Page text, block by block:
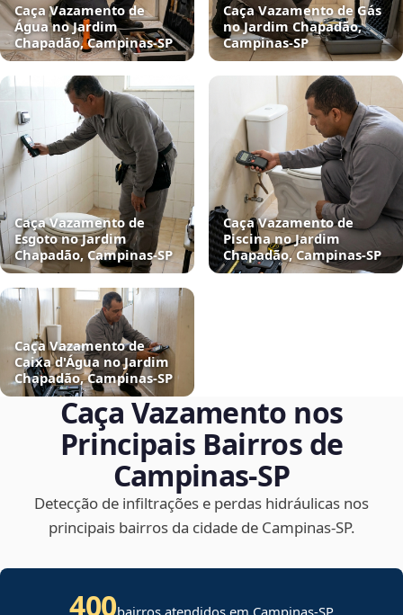
Caça Vazamento de
Água no Jardim
Chapadão, Campinas‑SP
Caça Vazamento de Gás
no Jardim Chapadão,
Campinas‑SP
Caça Vazamento de
Esgoto no Jardim
Chapadão, Campinas‑SP
Caça Vazamento de
Piscina no Jardim
Chapadão, Campinas‑SP
Caça Vazamento de
Caixa d'Água no Jardim
Chapadão, Campinas‑SP
Caça Vazamento nos
Principais Bairros de
Campinas‑SP
Detecção de infiltrações e perdas hidráulicas nos
principais bairros da cidade de Campinas‑SP.
400bairros atendidos em Campinas-SP